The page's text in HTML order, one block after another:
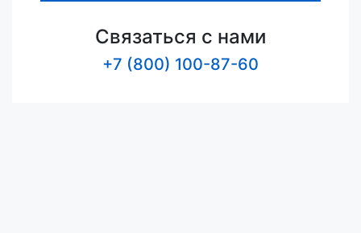
Связаться с нами
+7 (800) 100-87-60